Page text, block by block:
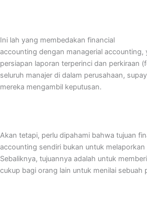
Ini lah yang membedakan financial
accounting dengan managerial accounting,
persiapan laporan terperinci dan perkiraan
seluruh manajer di dalam perusahaan,
mereka mengambil keputusan.
Akan tetapi, perlu dipahami bahwa tujuan
accounting sendiri bukan untuk melaporkan
Sebaliknya, tujuannya adalah untuk
cukup bagi orang lain untuk menilai sebuah